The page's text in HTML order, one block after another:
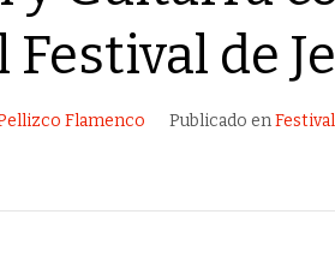
de
Flamenco Publicado en